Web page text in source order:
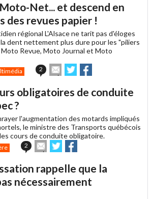
à
un
ami
Net... et descend en
des revues papier !
régional L'Alsace ne tarit pas d'éloges
dent nettement plus dure pour les "piliers
Revue, Moto Journal et Moto
2
Envoyer
cet
à
Partager
sur sur
obligatoires de conduite
?
l'augmentation des motards impliqués
le ministre des Transports québécois
cours de conduite obligatoire.
2
Envoyer
cet
à
un
ami
Partager
sur sur
rappelle que la
nécessairement